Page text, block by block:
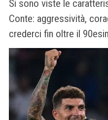
Si sono viste le
Conte: aggressività,
crederci fin oltre il